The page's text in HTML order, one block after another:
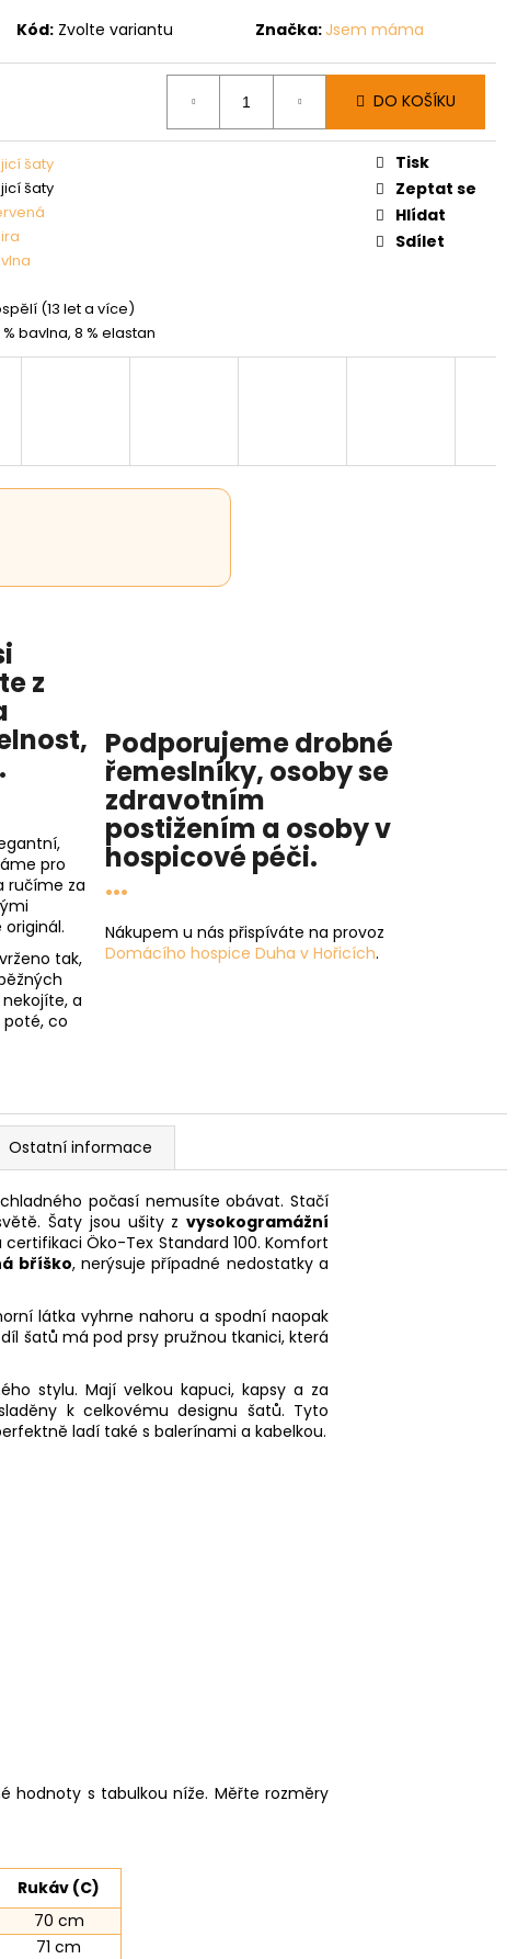
Kód: Zvolte variantu Značka: Jsem máma
DO KOŠÍKU
šaty
šaty
(13 let a více)
% bavlna, 8 % elastan
Tisk
Zeptat se
Hlídat
Sdílet
z
,
pro
ručíme za
originál.
tak,
a
co
Podporujeme drobné
řemeslníky, osoby se
zdravotním
postižením a osoby v
hospicové péči.
...
Nákupem u nás přispíváte na provoz
Domácího hospice Duha v Hořicích.
Ostatní informace
počasí nemusíte obávat. Stačí
Šaty jsou ušity z vysokogramážní
certifikaciÖko-Tex Standard 100. Komfort
bříško, nerýsuje případné nedostatky a
látka vyhrne nahoru a spodní naopak
šatů má pod prsy pružnou tkanici, která
stylu. Mají velkou kapuci, kapsy a za
k celkovému designu šatů. Tyto
ladí také s balerínami a kabelkou.
hodnoty s tabulkou níže. Měřte rozměry
Rukáv (C)
70 cm
71 cm